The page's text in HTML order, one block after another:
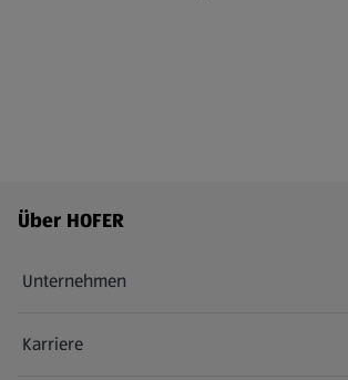
Fußzeilenmenü - weitere Links
Über HOFER
Unternehmen
Karriere
(öffnet in einem neuen Tab)